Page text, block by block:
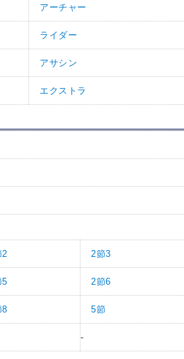
キャスに令呪使用してなんとかクリア
3 0
ンキャストリアでクリア
と宝具が重なると鬱陶しいのでマシュ
多い敵はうんざりする
アーチャー
ライダー
アサシン
エクストラ
2 2節3
5 2節6
8 5節
-